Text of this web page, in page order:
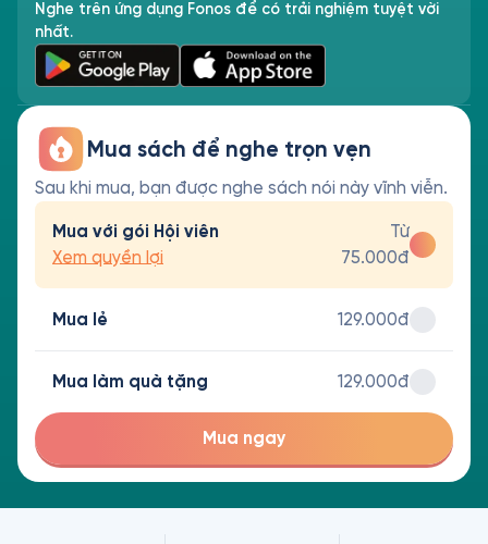
Nghe trên ứng dụng Fonos để có trải nghiệm tuyệt vời
nhất.
Mua sách để nghe trọn vẹn
Sau khi mua, bạn được nghe sách nói này vĩnh viễn.
Mua với gói Hội viên
Xem quyền lợi
Từ
75.000đ
Mua lẻ 129.000đ
Mua làm quà tặng 129.000đ
Mua ngay